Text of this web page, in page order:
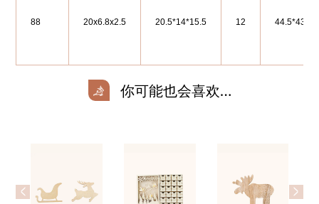
88 20x6.8x2.5 20.5*14*15.5 12 44.5*43*33
你可能也会喜欢…
< >